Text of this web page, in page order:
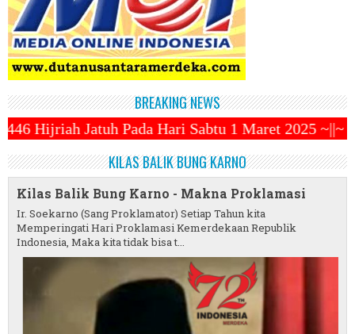
BREAKING NEWS
Hari Sabtu 1 Maret 2025 ~||~ 1 Syawal Jatuh
KILAS BALIK BUNG KARNO
Kilas Balik Bung Karno - Makna Proklamasi
Ir. Soekarno (Sang Proklamator) Setiap Tahun kita
Memperingati Hari Proklamasi Kemerdekaan Republik
Indonesia, Maka kita tidak bisa t...